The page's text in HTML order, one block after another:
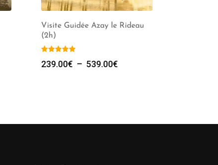
Visite Guidée Azay le Rideau
(2h)
239.00€ – 539.00€